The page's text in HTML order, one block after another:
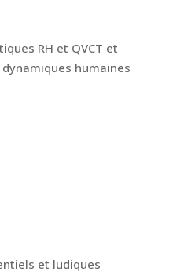
RH et QVCT et
humaines
et ludiques